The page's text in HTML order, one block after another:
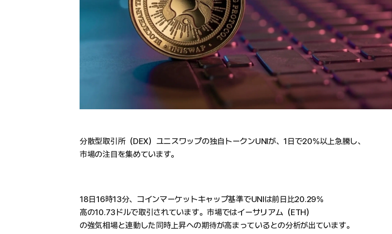
分散型取引所（DEX）ユニスワップの独自トークンUNIが、1日で20%以上急騰し、
市場の注目を集めています。
18日16時13分、コインマーケットキャップ基準でUNIは前日比20.29%
高の10.73ドルで取引されています。市場ではイーサリアム（ETH）
の強気相場と連動した同時上昇への期待が高まっているとの分析が出ています。